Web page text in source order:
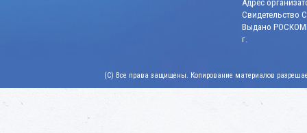
Адрес
Свидетельство
Выдано
г.
(C) Все права защищены. Копирование материалов